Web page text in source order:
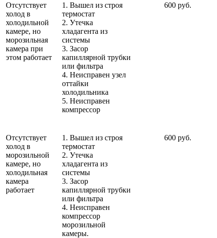
Отсутствует
холод в
холодильной
камере, но
морозильная
камера при
этом работает
1. Вышел из строя
термостат
2. Утечка
хладагента из
системы
3. Засор
капиллярной трубки
или фильтра
4. Неисправен узел
оттайки
холодильника
5. Неисправен
компрессор
600 руб.
Отсутствует
холод в
морозильной
камере, но
холодильная
камера
работает
1. Вышел из строя
термостат
2. Утечка
хладагента из
системы
3. Засор
капиллярной трубки
или фильтра
4. Неисправен
компрессор
морозильной
камеры.
600 руб.